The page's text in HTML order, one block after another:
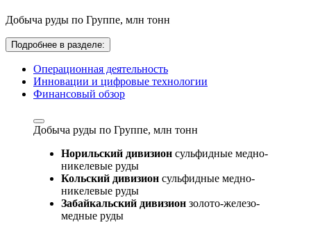
Добыча руды по Группе, млн тонн
Подробнее в разделе:
Операционная деятельность
Инновации и цифровые технологии
Финансовый обзор
Добыча руды по Группе, млн тонн
Норильский дивизион сульфидные медно-
никелевые руды
Кольский дивизион сульфидные медно-
никелевые руды
Забайкальский дивизион золото-железо-
медные руды